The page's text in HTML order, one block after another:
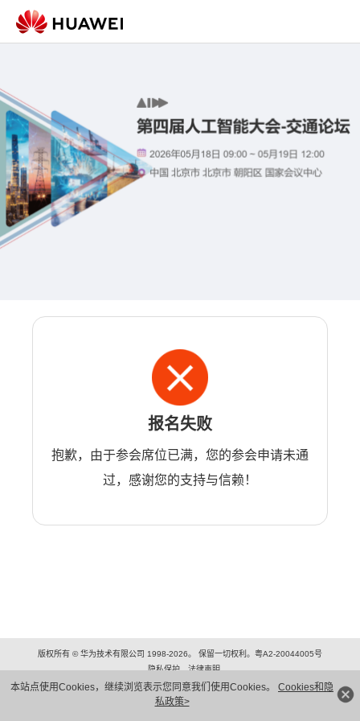
本站点使用Cookies，继续浏览表示您同意我们使用Cookies。 Cookies和隐
私政策>
报名失败
抱歉，由于参会席位已满，您的参会申请未通
过，感谢您的支持与信赖！
版权所有 © 华为技术有限公司 1998-2026。 保留一切权利。粤A2-20044005号
隐私保护
法律声明